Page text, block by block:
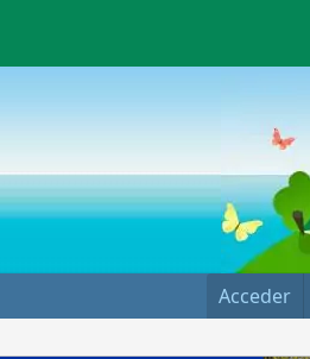
Acceder